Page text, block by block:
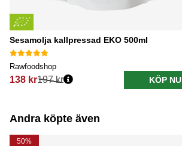
Sesamolja kallpressad EKO 500ml
Rawfoodshop
138 kr
Ordinarie pris:
197 kr KÖP NU
Andra köpte även
50%